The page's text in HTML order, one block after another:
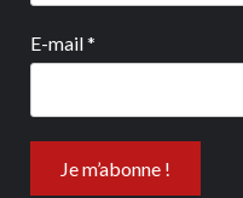
E-mail*